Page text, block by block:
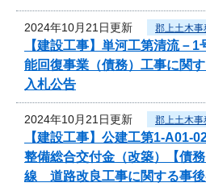
2024年10月21日更新 郡上土木事
【建設工事】単河工第清流－
能回復事業（債務）工事に関
入札公告
2024年10月21日更新 郡上土木事
【建設工事】公建工第1-
整備総合交付金（改築）【債
線 道路改良工事に関する事